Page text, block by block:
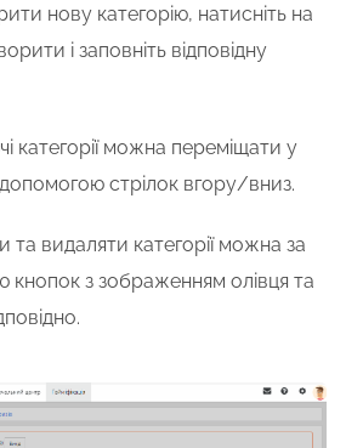
нову категорію, натисніть на
і заповніть відповідну
категорії можна переміщати у
стрілок вгору/вниз.
та видаляти категорії можна за
кнопок з зображенням олівця та